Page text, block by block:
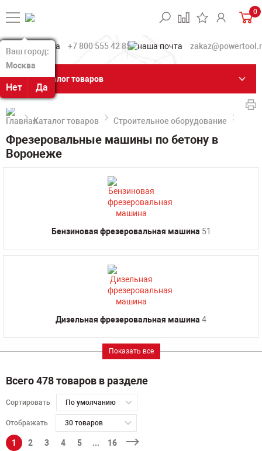
Ваш город:
Москва
Нет Да
Ваш город:
Москва
Нет Да
0
+7 800 555 42 85
Каталог товаров
Каталог товаров Строительное оборудование
Фрезеровальные машины по бетону в
Воронеже
Бензиновая фрезеровальная машина 51
Дизельная фрезеровальная машина 4
Показать все
Всего 478 товаров в разделе
Сортировать По умолчанию
Отображать 30 товаров
1 2 3 4 5 ... 16